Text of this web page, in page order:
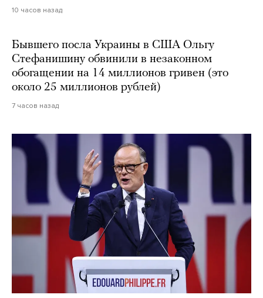
10 часов назад
Бывшего посла Украины в США Ольгу
Стефанишину обвинили в незаконном
обогащении на 14 миллионов гривен (это
около 25 миллионов рублей)
7 часов назад